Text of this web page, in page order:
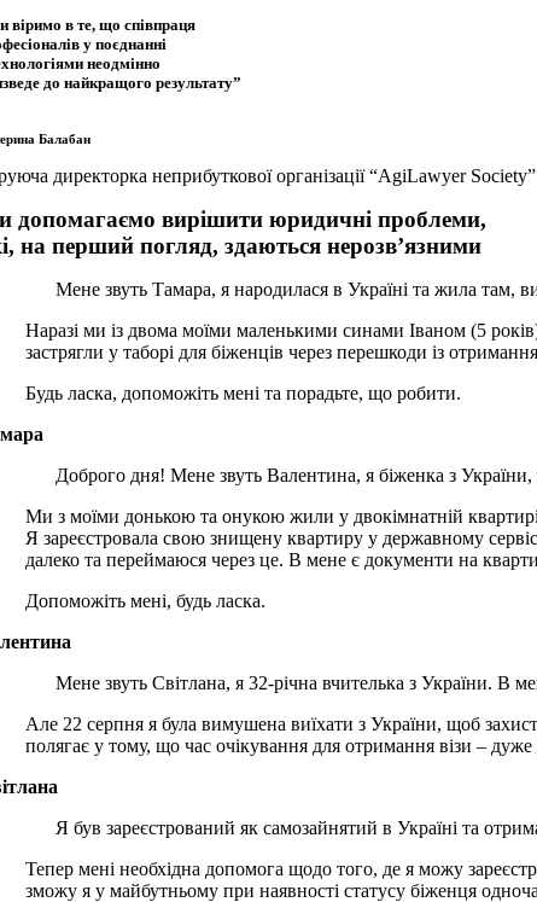
віримо в те, що співпраця
у поєднанні
неодмінно
до найкращого результату”
Балабан
директорка неприбуткової організації “AgiLawyer Society”
допомагаємо вирішити юридичні проблеми,
на перший погляд, здаються нерозв’язними
Мене звуть Тамара, я народилася в Україні та жила там,
Наразі ми із двома моїми маленькими синами Іваном (5
застрягли у таборі для біженців через перешкоди із
Будь ласка, допоможіть мені та порадьте, що робити.
Доброго дня! Мене звуть Валентина, я біженка з
Ми з моїми донькою та онукою жили у двокімнатній
Я зареєстровала свою знищену квартиру у державному
далеко та переймаюся через це. В мене є документи на
Допоможіть мені, будь ласка.
Мене звуть Світлана, я 32-річна вчителька з України. В
Але 22 серпня я була вимушена виїхати з України, щоб
полягає у тому, що час очікування для отримання візи –
Я був зареєстрований як самозайнятий в Україні та
Тепер мені необхідна допомога щодо того, де я можу
зможу я у майбутньому при наявності статусу біженця